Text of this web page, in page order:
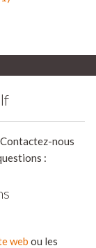
nous
:
web ou les